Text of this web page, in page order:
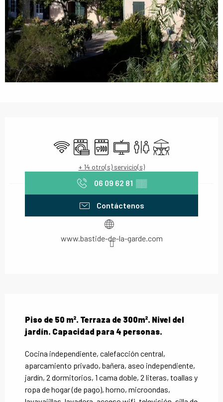
Wifi LavadoraLavavajillasTelevisión
Aseos Terraza
+ 14 otro(s) servicio(s)
06 09 62 81 ▒▒
Contáctenos
www.bastide-de-la-garde.com
Piso de 50 m². Terraza de 300m². Nivel del
jardín. Capacidad para 4 personas.
Cocina independiente, calefacción central,
aparcamiento privado, bañera, aseo independiente,
jardín, 2 dormitorios, 1 cama doble, 2 literas, toallas y
ropa de hogar (de pago), horno, microondas,